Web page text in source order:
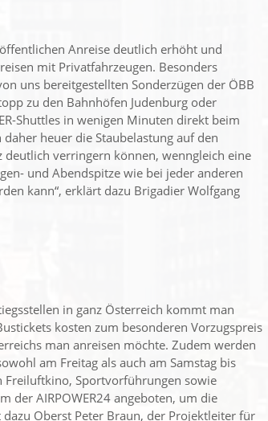
Anreise deutlich erhöht und
mit Privatfahrzeugen. Besonders
uns bereitgestellten Sonderzügen der ÖBB
zu den Bahnhöfen Judenburg oder
Shuttles in wenigen Minuten direkt beim
heuer die Staubelastung auf den
verringern können, wenngleich eine
und Abendspitze wie bei jeder anderen
kann“, erklärt dazu Brigadier Wolfgang
in ganz Österreich kommt man
kosten zum besonderen Vorzugspreis
man anreisen möchte. Zudem werden
am Freitag als auch am Samstag bis
Freiluftkino, Sportvorführungen sowie
der AIRPOWER24 angeboten, um die
Oberst Peter Braun, der Projektleiter für